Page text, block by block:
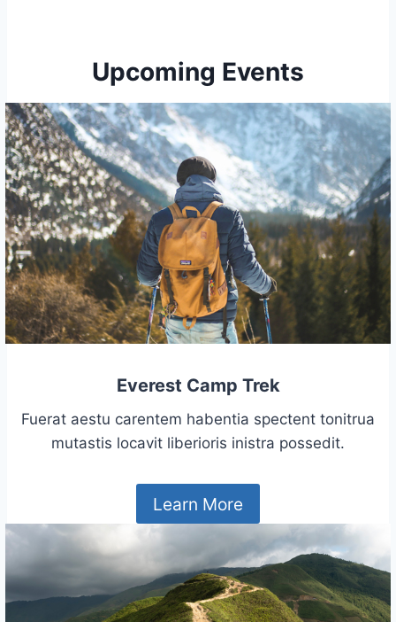
Upcoming Events
Everest Camp Trek
Fuerat aestu carentem habentia spectent tonitrua
mutastis locavit liberioris inistra possedit.
Learn More